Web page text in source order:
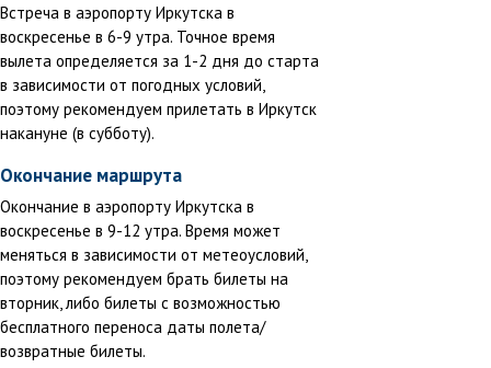
Встреча в аэропорту Иркутска в
воскресенье в 6-9 утра. Точное время
вылета определяется за 1-2 дня до старта
в зависимости от погодных условий,
поэтому рекомендуем прилетать в Иркутск
накануне (в субботу).
Окончание маршрута
Окончание в аэропорту Иркутска в
воскресенье в 9-12 утра. Время может
меняться в зависимости от метеоусловий,
поэтому рекомендуем брать билеты на
вторник, либо билеты с возможностью
бесплатного переноса даты полета/
возвратные билеты.